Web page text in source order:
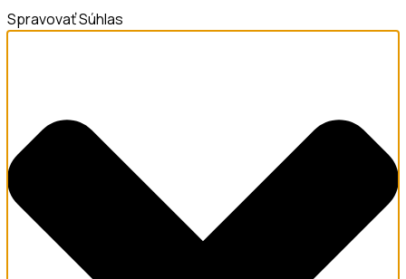
Spravovať Súhlas